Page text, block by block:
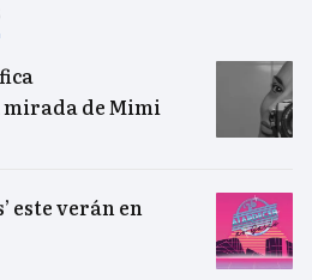
de Mimi
este verán en